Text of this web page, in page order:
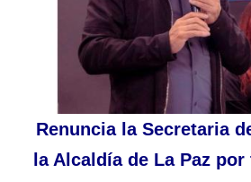
Renuncia la Secretaria
la Alcaldía de La Paz